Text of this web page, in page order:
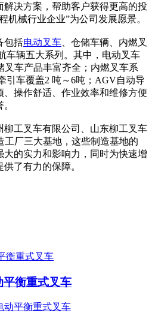
决方案，帮助客户获得更高的投
机械行业企业”为公司发展愿景。
括电动叉车 、仓储车辆、内燃叉
车辆五大系列。其中，电动叉车
叉车产品丰富齐全；内燃叉车系
引车覆盖2 吨～6吨；AGV自动导
操作舒适、作业效率和维修方便
工叉车有限公司、山东柳工叉车
工厂三大基地，这些制造基地的
大的实力和影响力，同时为快速增
了有力的保障。
衡重式叉车